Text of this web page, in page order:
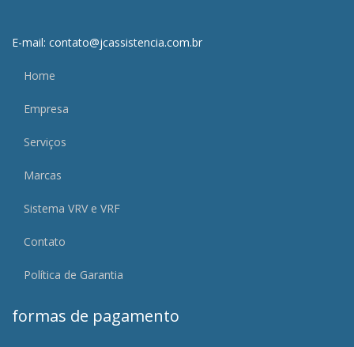
E-mail: contato@jcassistencia.com.br
Home
Empresa
Serviços
Marcas
Sistema VRV e VRF
Contato
Política de Garantia
formas de pagamento